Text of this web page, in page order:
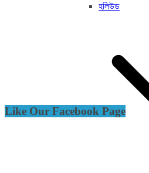
হলিউড
Like Our Facebook Page